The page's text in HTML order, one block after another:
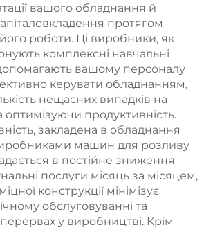
вашого обладнання й
протягом
його роботи. Ці виробники, як
комплексні навчальні
вашому персоналу
керувати обладнанням,
нещасних випадків на
оптимізуючи продуктивність.
закладена в обладнання
машин для розливу
в постійне зниження
послуги місяць за місяцем,
конструкції мінімізує
обслуговуванні та
у виробництві. Крім